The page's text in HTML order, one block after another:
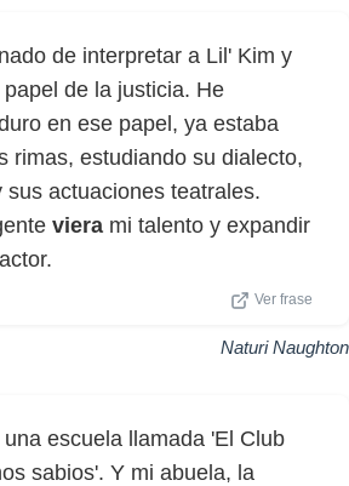
de interpretar a Lil' Kim y
de la justicia. He
en ese papel, ya estaba
rimas, estudiando su dialecto,
sus actuaciones teatrales.
viera mi talento y expandir
Ver frase
Naturi Naughton
escuela llamada 'El Club
sabios'. Y mi abuela, la